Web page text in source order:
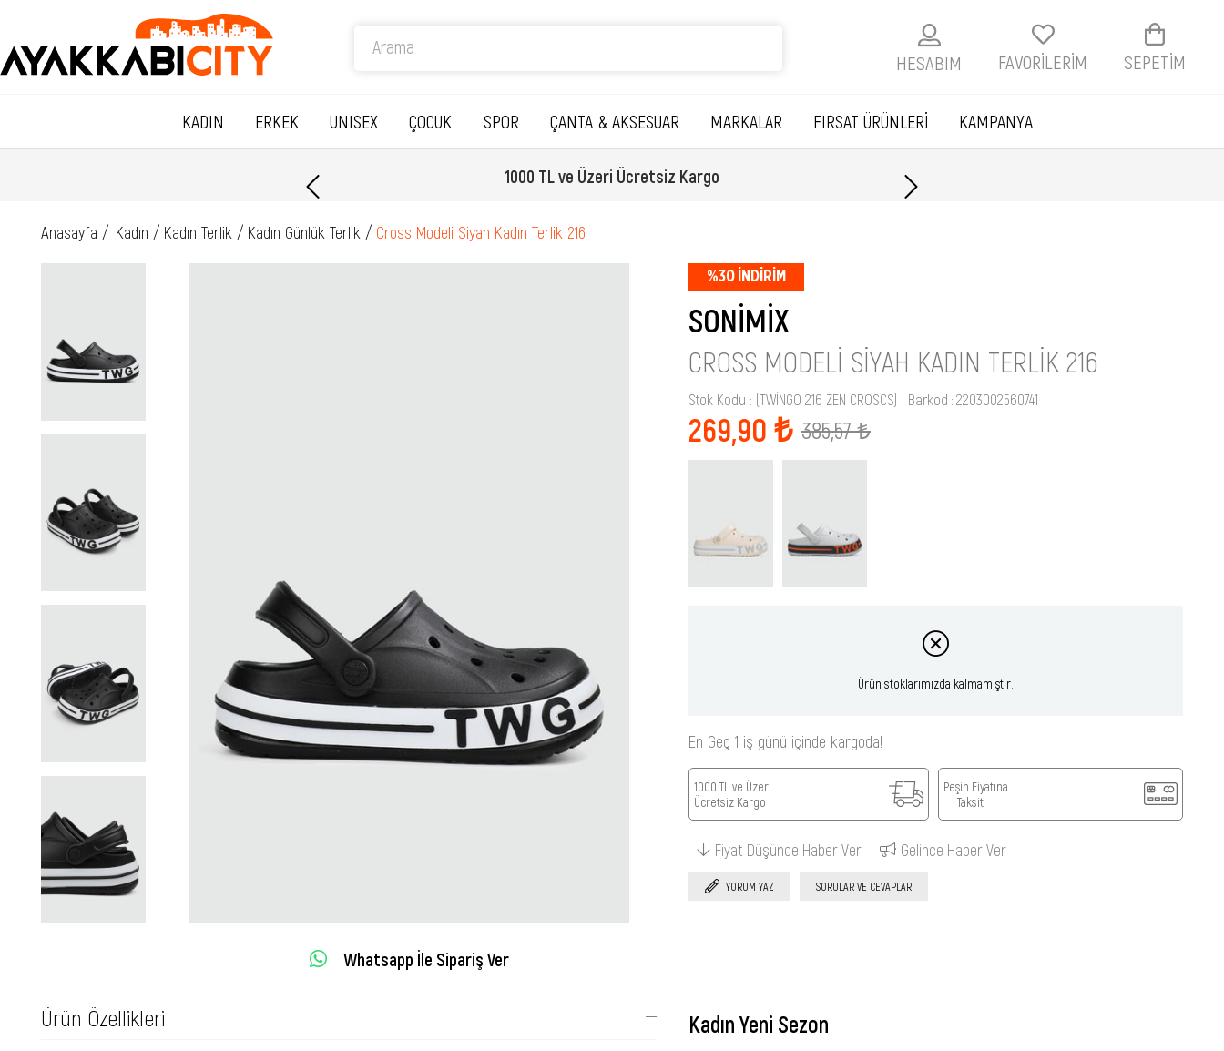
SEPETIM
FAVORİLERİM
HESABIM
KADIN ERKEK UNISEX ÇOCUK SPOR ÇANTA & AKSESUAR MARKALAR FIRSAT ÜRÜNLERİ KAMPANYA
1000 TL ve Üzeri Ücretsiz Kargo
Anasayfa Kadın Kadın Terlik Kadın Günlük Terlik Cross Modeli Siyah Kadın Terlik 216
Whatsapp İle Sipariş Ver
Ürün Özellikleri
%30 İNDIRIM
SONİMİX
CROSS MODELI SIYAH KADIN TERLIK 216
Stok Kodu (TWİNGO 216 ZEN CROSCS) Barkod : 2203002560741
385,57 ₺
269,90 ₺
Ürün stoklarımızda kalmamıştır.
En Geç 1 iş günü içinde kargoda!
1000 TL ve Üzeri
Ücretsiz Kargo
Peşin Fiyatına
Taksit
Fiyat Düşünce Haber Ver Gelince Haber Ver
YORUM YAZ SORULAR VE CEVAPLAR
Kadın Yeni Sezon